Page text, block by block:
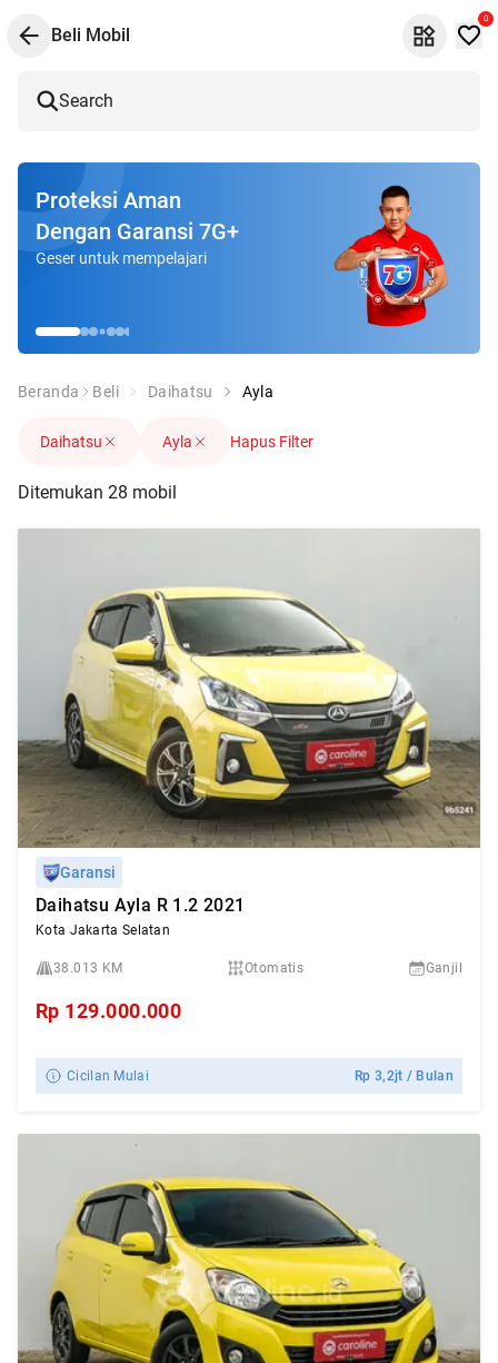
Beli Mobil
0
Search
Proteksi Aman
Dengan Garansi 7G+
Geser untuk mempelajari
Beranda Beli Daihatsu Ayla
Daihatsu Ayla Hapus Filter
Ditemukan 28 mobil
Garansi
Daihatsu Ayla R 1.2 2021
Kota Jakarta Selatan
38.013 KM Otomatis Ganjil
Rp 129.000.000
Cicilan Mulai Rp3,2jt / Bulan